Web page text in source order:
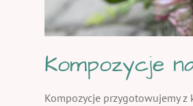
Kompozycje
Kompozycje przygotowujemy